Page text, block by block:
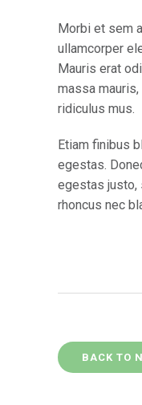
Morbi et sem
ullamcorper
Mauris erat
massa
ridiculus mus.
Etiam finibus
egestas.
egestas justo,
rhoncus nec
BACK TO